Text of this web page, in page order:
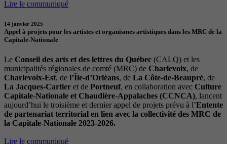
Lire le communiqué
14 janvier 2025
Appel à projets pour les artistes et organismes artistiques dans les MRC de la
Capitale-Nationale
Le Conseil des arts et des lettres du Québec (CALQ) et les
municipalités régionales de comté (MRC) de Charlevoix, de
Charlevoix-Est, de l’Île-d’Orléans, de La Côte-de-Beaupré, de
La Jacques-Cartier et de Portneuf, en collaboration avec Culture
Capitale-Nationale et Chaudière-Appalaches (CCNCA), lancent
aujourd’hui le troisième et dernier appel de projets prévu à l’Entente
de partenariat territorial en lien avec la collectivité des MRC de
la Capitale-Nationale 2023-2026.
Lire le communiqué